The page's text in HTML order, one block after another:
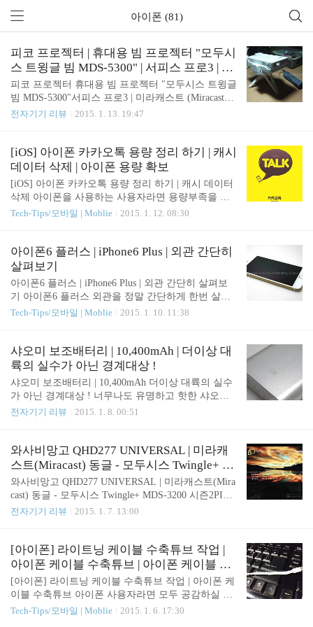
아이폰 (81)
피코 프로젝터 | 휴대용 빔 프로젝터 "모두시
스 트윙글 빔 MDS-5300" | 서피스 프로3 | 미
라캐스트 (Miracast) | 무선 영상 송출
피코 프로젝터 휴대용 빔 프로젝터 "모두시스 트윙글
빔 MDS-5300"서피스 프로3 | 미라캐스트 (Miracast) |
무선 영상 송출 지난 리뷰에서 모두시스 트윙글 빔 M
자기기 리뷰] - 휴대용 피코 프로젝터(미니 프로젝터)
| 모두시스 트윙글 빔 MDS-5300 | 무선 프로젝터 | M
DS-6000 | MDS-6300 이번에는 MDS-5300으로 돌아
와서 연결되는 방식과 실제로 빔을 쏴주는 모습을 간
단하게 살펴보도록 하겠습니다. 트윙글 빔 MDS-530
0의 영상을 송출하는 방법에는 유선연결과 무선 연
식을 지원한다고 봐도..
전자기기 리뷰 2015. 1. 13. 19:47
[iOS] 아이폰 카카오톡 용량 정리 하기 | 캐시
데이터 삭제 | 아이폰 용량 확보
[iOS] 아이폰 카카오톡 용량 정리 하기 | 캐시 데이터
삭제 아이폰을 사용하는 사용자라면 용량부족을 경
험하였을 것이다.그 중 카카오톡이 차지하는 용량이
인 4.1.4 버전에서 생긴 캐시 데이터 삭제로 아이폰
용량을 확보해보도록 하자. 카카오톡을 실행하여 [더
보기] - [설정] 으로 간다.버전은 4.1.4 이어야 한다.
이 버전보다 낮으면 업데이트 하기를 권한다. 아래에
보면 [저장공간 관리] 라는 메뉴가 생겼다. 캐시 데이
터가 413MB가 쌓여있다.이 데이터를 삭제해 주면 단
된 콘텐츠를 삭제하고 정리해준다고 한다.그리고 채
팅방에서 주고받은 대화내용과..
Tech-Tips/모바일 | Moblie 2015. 1. 12. 08:30
아이폰6 플러스 | iPhone6 Plus | 외관 간단히
살펴보기
아이폰6 플러스 | iPhone6 Plus | 외관 간단히 살펴보
기 아이폰6 플러스 외관을 정말 간단하게 한번 살펴
보도록 하겠습니다. 관련글 : 2014/12/29 - [전자기기
5.5인치 FHD 해상도로 크기는 158.1*77.8*7.1(mm)
이며 무게는 172g 입니다. 전체적인 크기는 갤럭시
노트3 보다 더 큰 어마어마한 크기 입니다. 하단 홈버
튼에는 아이폰5S부터 탑재된 TouchID 지문 인식 센
서가 탑재되어 있습니다. 이 지문인식 기능은 정말
락 해제를 하는데 엄청난 편리함을 가져다 줍니다.
이폰5S 에서는 스피커와 마..
Tech-Tips/모바일 | Moblie 2015. 1. 10. 11:38
샤오미 보조배터리 | 10,400mAh | 더이상 대
륙의 실수가 아닌 경계대상 !
샤오미 보조배터리 | 10,400mAh 더이상 대륙의 실수
가 아닌 경계대상 ! 너무나도 유명하고 핫한 샤오미
보조배터리 입니다. 중국에서 직접 사온, 그러나 이
량이 아주 좋으며 디자인 또한 여느 보조배터리보다
뛰어난 샤오미 보조배터리 입니다. 포장은 깔끔하고
군더더기 없습니다. 전면에 샤오미 로고가 인쇄되어
있고, 측면에 배터리 정보가 간단하게 적혀있습니다.
10400mAh 용량에 2A의 출력을 가지고 있습니다. 구
성품은 아주 심플합니다. 보조배터리 본체와 충전케
지 않게 5pin 케이블이 들어있습니다. 이 케이블로 보
조배터리도 충전하고 안드로이드 스마트폰도 ..
전자기기 리뷰 2015. 1. 8. 00:51
와사비망고 QHD277 UNIVERSAL | 미라캐
스트(Miracast) 동글 - 모두시스 Twingle+ M
DS-3200 시즌2 | PIP/PBP 기능으로 컴퓨터와
스마트폰 화면 동시에 보기
와사비망고 QHD277 UNIVERSAL | 미라캐스트(Mira
cast) 동글 - 모두시스 Twingle+ MDS-3200 시즌2PIP/P
BP 기능으로 컴퓨터와 스마트폰 화면 동시에 보기
니터만 있으면 무선으로 송출할 수 있습니다. 관련글
: 2014/05/31 - [전자기기 리뷰] - 모두시스 MDS-3200
시즌 2 미라캐스트 (Miracast) 장비 - 개봉 및 외관 | D
LNA | WiDi | Airplay | Mirroring2014/06/01 - [전자기
기 리뷰] - 미라캐스트 (Miracast) - 모두시스 MDS-32
00 트윙글 에어플러스 시즌 2 / 한성 가젯 V10 | 한성
전자기기 리뷰 2015. 1. 7. 13:00
[아이폰] 라이트닝 케이블 수축튜브 작업 |
아이폰 케이블 수축튜브 | 아이폰 케이블 볼
펜 스프링
[아이폰] 라이트닝 케이블 수축튜브 작업 | 아이폰 케
이블 수축튜브 아이폰 사용자라면 모두 공감하실 겁
니다. 아이폰은 어쩔 수 없이 충전 케이블에 의지를
Tech-Tips/모바일 | Moblie 2015. 1. 6. 17:30